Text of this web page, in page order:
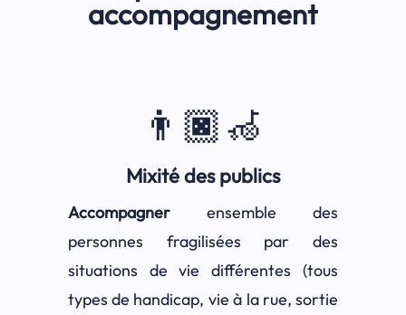
accompagnement
👨🏿‍🦽
Mixité des publics
Accompagnerensemble des
personnes fragilisées par des
situations de vie différentes (tous
types de handicap, vie à la rue, sortie